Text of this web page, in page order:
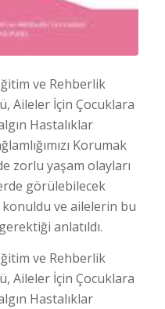
ve Rehberlik
Aileler İçin Çocuklara
Hastalıklar
Korumak
zorlu yaşam olayları
görülebilecek
ve ailelerin bu
anlatıldı.
ve Rehberlik
Aileler İçin Çocuklara
Hastalıklar